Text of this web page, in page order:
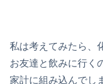
私は考えてみたら、
お友達と飲みに行く
家計に組み込んでし